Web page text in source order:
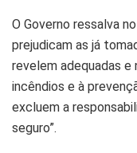
O Governo ressalva
prejudicam as já
revelem adequadas e
incêndios e à
excluem a
seguro”.